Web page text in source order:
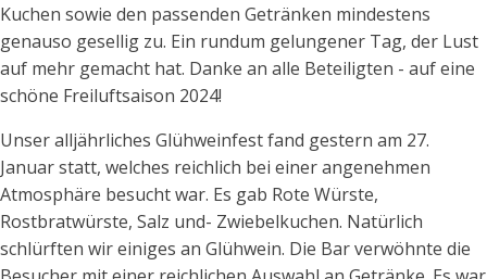
Kuchen sowie den passenden Getränken mindestens
genauso gesellig zu. Ein rundum gelungener Tag, der Lust
auf mehr gemacht hat. Danke an alle Beteiligten - auf eine
schöne Freiluftsaison 2024!
Unser alljährliches Glühweinfest fand gestern am 27.
Januar statt, welches reichlich bei einer angenehmen
Atmosphäre besucht war. Es gab Rote Würste,
Rostbratwürste, Salz und- Zwiebelkuchen. Natürlich
schlürften wir einiges an Glühwein. Die Bar verwöhnte die